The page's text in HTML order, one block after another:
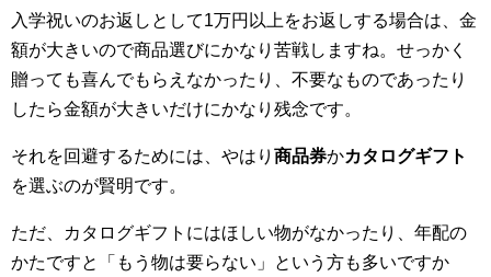
入学祝いのお返しとして1万円以上をお返しする場合は、金
額が大きいので商品選びにかなり苦戦しますね。せっかく
贈っても喜んでもらえなかったり、不要なものであったり
したら金額が大きいだけにかなり残念です。
それを回避するためには、やはり 商品券かカタログギフト
を選ぶのが賢明です。
ただ、カタログギフトにはほしい物がなかったり、年配の
かたですと「もう物は要らない」という方も多いですか